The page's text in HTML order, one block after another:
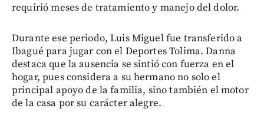
requirió meses de tratamiento y manejo del dolor.
Durante ese periodo, Luis Miguel fue transferido a
Ibagué para jugar con el Deportes Tolima. Danna
destaca que la ausencia se sintió con fuerza en el
hogar, pues considera a su hermano no solo el
principal apoyo de la familia, sino también el motor
de la casa por su carácter alegre.